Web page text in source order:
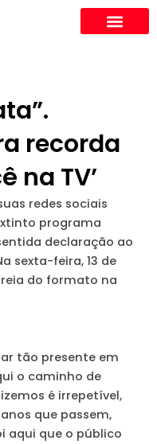
recorda
na TV’
redes sociais
programa
declaração ao
sexta-feira, 13 de
do formato na
tão presente em
o caminho de
é irrepetível,
que passem,
aqui que o público